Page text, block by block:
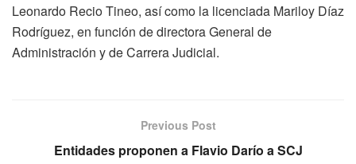
Leonardo Recio Tineo, así como la licenciada Mariloy Díaz
Rodríguez, en función de directora General de
Administración y de Carrera Judicial.
Previous Post
Entidades proponen a Flavio Darío a SCJ